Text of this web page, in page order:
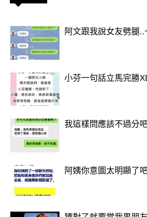
阿文跟我說女友劈腿..
小芬一句話立馬完勝
我這樣問應該不過分
阿姨你意圖太明顯了